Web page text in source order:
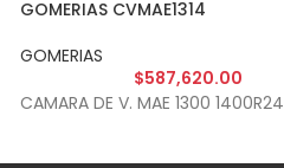
GOMERIAS CVMAE1314
GOMERIAS
$587,620.00
CAMARA DE V. MAE 1300 1400R24